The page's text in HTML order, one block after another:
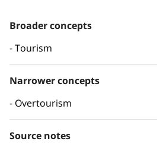
Broader concepts
Tourism
Narrower concepts
Overtourism
Source notes